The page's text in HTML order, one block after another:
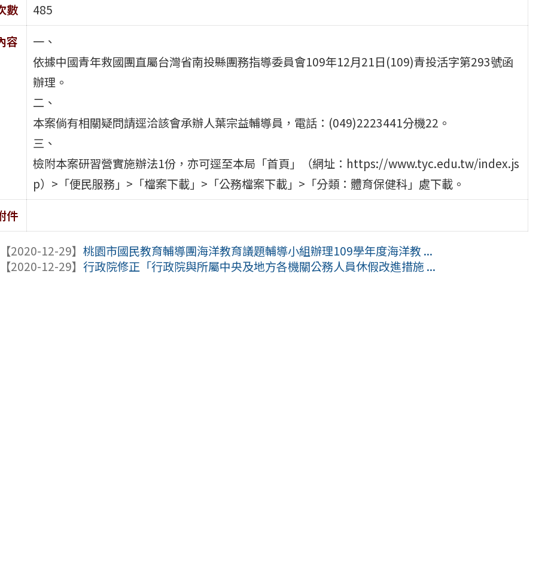
數
485
容
一、
依據中國青年救國團直屬台灣省南投縣團務指導委員會109年12月21日(109)青投活字第293號函
辦理。
二、
本案倘有相關疑問請逕洽該會承辦人葉宗益輔導員，電話：(049)2223441分機22。
三、
檢附本案研習營實施辦法1份，亦可逕至本局「首頁」（網址：https://www.tyc.edu.tw/index.js
p）>「便民服務」>「檔案下載」>「公務檔案下載」>「分類：體育保健科」處下載。
件
【2020-12-29】桃園市國民教育輔導團海洋教育議題輔導小組辦理109學年度海洋教 ...
【2020-12-29】行政院修正「行政院與所屬中央及地方各機關公務人員休假改進措施 ...